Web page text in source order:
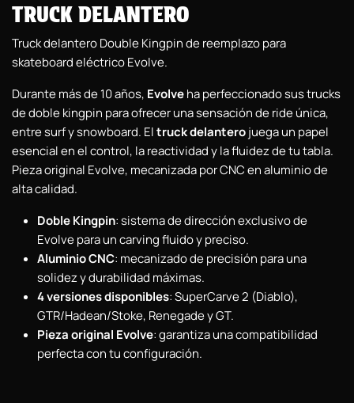
TRUCK DELANTERO
Truck delantero Double Kingpin de reemplazo para
skateboard eléctrico Evolve.
Durante más de 10 años, Evolveha perfeccionado sus trucks
de doble kingpin para ofrecer una sensación de ride única,
entre surf y snowboard. Eltruck delanterojuega un papel
esencial en el control, la reactividad y la fluidez de tu tabla.
Pieza original Evolve, mecanizada por CNC en aluminio de
alta calidad.
Doble Kingpin: sistema de dirección exclusivo de
Evolve para un carving fluido y preciso.
Aluminio CNC: mecanizado de precisión para una
solidez y durabilidad máximas.
4 versiones disponibles: SuperCarve 2 (Diablo),
GTR/Hadean/Stoke, Renegade y GT.
Pieza original Evolve: garantiza una compatibilidad
perfecta con tu configuración.